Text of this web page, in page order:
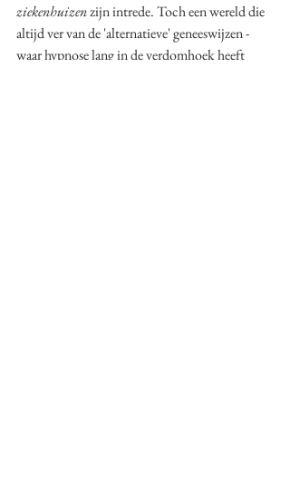
ziekenhuizen zijn intrede. Toch een wereld die
altijd ver van de 'alternatieve' geneeswijzen -
waar hypnose lang in de verdomhoek heeft